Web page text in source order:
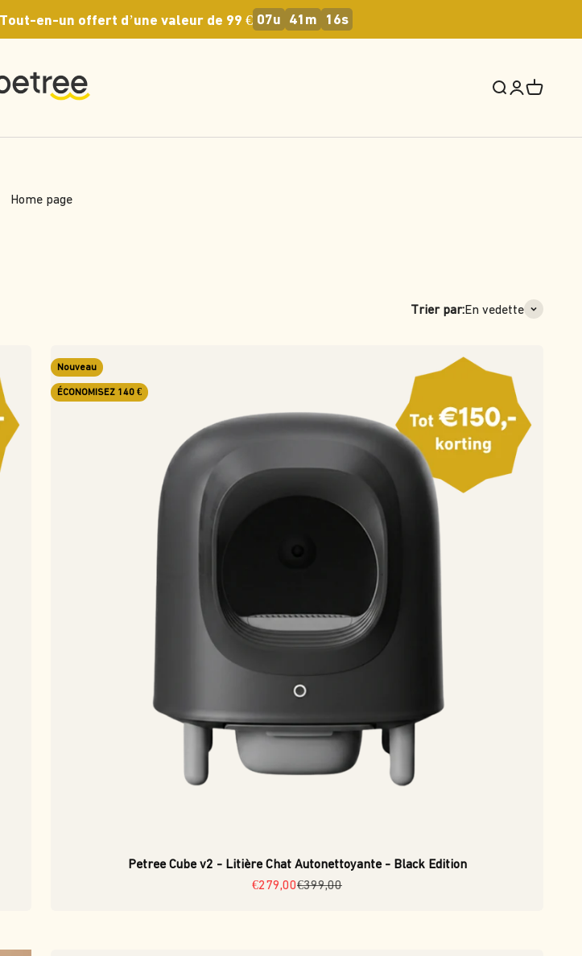
en-un offert d’une valeur de 99 € 07u 41m 15s
Europe
Recherche
Connexion
Panier
Trier par:En vedette
Nouveau
ÉCONOMISEZ 140 €
Petree Cube v2 - Litière Chat Autonettoyante - Black Edition
Prix de vente
€279,00Prix normal
€399,00